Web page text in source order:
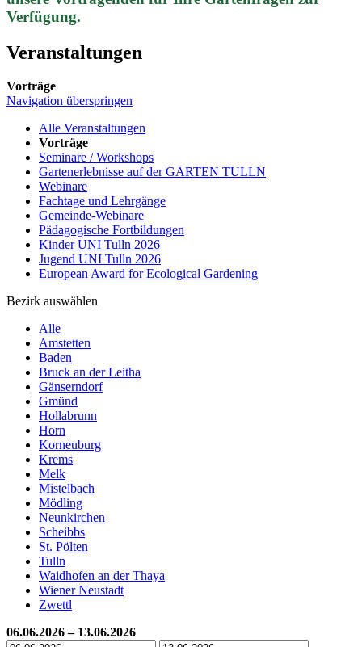
Verfügung.
Veranstaltungen
Vorträge
Navigation überspringen
Alle Veranstaltungen
Vorträge
Seminare / Workshops
Gartenerlebnisse auf der GARTEN TULLN
Webinare
Fachtage und Lehrgänge
Gemeinde-Webinare
Pädagogische Fortbildungen
Kinder UNI Tulln 2026
Jugend UNI Tulln 2026
European Award for Ecological Gardening
Bezirk auswählen
Alle
Amstetten
Baden
Bruck an der Leitha
Gänserndorf
Gmünd
Hollabrunn
Horn
Korneuburg
Krems
Melk
Mistelbach
Mödling
Neunkirchen
Scheibbs
St. Pölten
Tulln
Waidhofen an der Thaya
Wiener Neustadt
Zwettl
06.06.2026 – 13.06.2026